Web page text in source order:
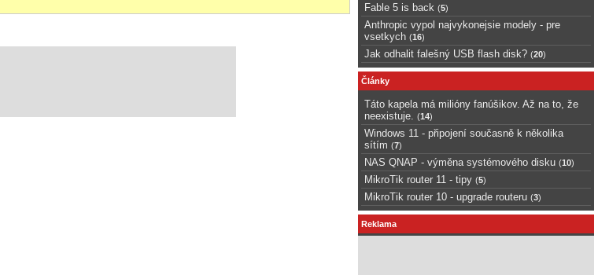
Fable 5 is back (5)
Anthropic vypol najvykonejsie modely - pre
vsetkych (16)
Jak odhalit falešný USB flash disk? (20)
Články
Táto kapela má milióny fanúšikov. Až na to, že
neexistuje.
(14)
Windows 11 - připojení současně k několika
sítím (7)
NAS QNAP - výměna systémového disku (10)
MikroTik router 11 - tipy (5)
MikroTik router 10 - upgrade routeru (3)
Reklama